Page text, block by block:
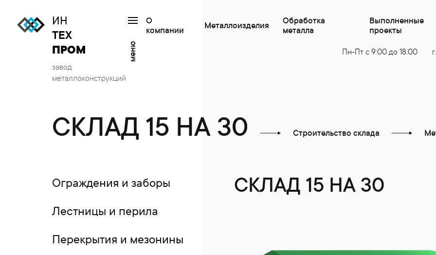
ИН
ТЕХ
ПРОМ
завод
металлоконструкций
меню
О
компании
Металлоизделия
Обработка
металла
Выполненные
проекты
Пн-Пт с 9:00 до 18:00
СКЛАД 15 НА 30 Строительство склада
Ограждения и заборы
Лестницы и перила
Перекрытия и мезонины
СКЛАД 15 НА 30